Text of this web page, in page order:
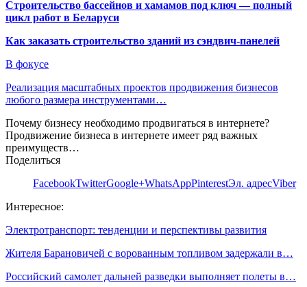
Строительство бассейнов и хамамов под ключ — полный
цикл работ в Беларуси
Как заказать строительство зданий из сэндвич-панелей
В фокусе
Реализация масштабных проектов продвижения бизнесов
любого размера инструментами…
Почему бизнесу необходимо продвигаться в интернете?
Продвижение бизнеса в интернете имеет ряд важных
преимуществ…
Поделиться
FacebookTwitterGoogle+WhatsAppPinterestЭл. адресViber
Интересное:
Электротранспорт: тенденции и перспективы развития
Жителя Барановичей с ворованным топливом задержали в…
Российский самолет дальней разведки выполняет полеты в…